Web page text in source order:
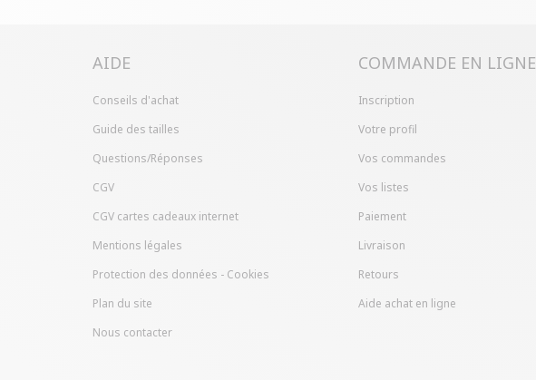
AIDE
Conseils d'achat
Guide des tailles
Questions/Réponses
CGV
CGV cartes cadeaux internet
Mentions légales
Protection des données - Cookies
Plan du site
Nous contacter
COMMANDE EN LIGNE
Inscription
Votre profil
Vos commandes
Vos listes
Paiement
Livraison
Retours
Aide achat en ligne